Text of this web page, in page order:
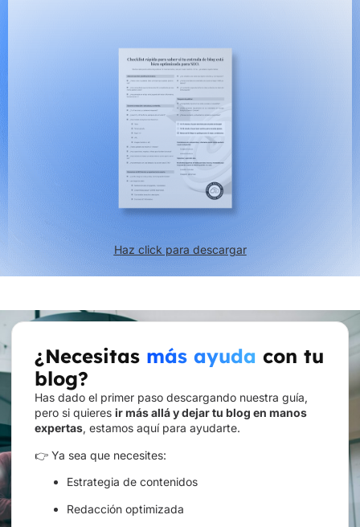
Haz click para descargar
¿Necesitas más ayuda con tu
blog?
Has dado el primer paso descargando nuestra guía,
pero si quieres ir más allá y dejar tu blog en manos
expertas, estamos aquí para ayudarte.
👉 Ya sea que necesites:
Estrategia de contenidos
Redacción optimizada